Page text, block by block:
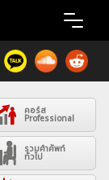
คอร์ส
Professional
รวมคำศัพท์
ทั่วไป